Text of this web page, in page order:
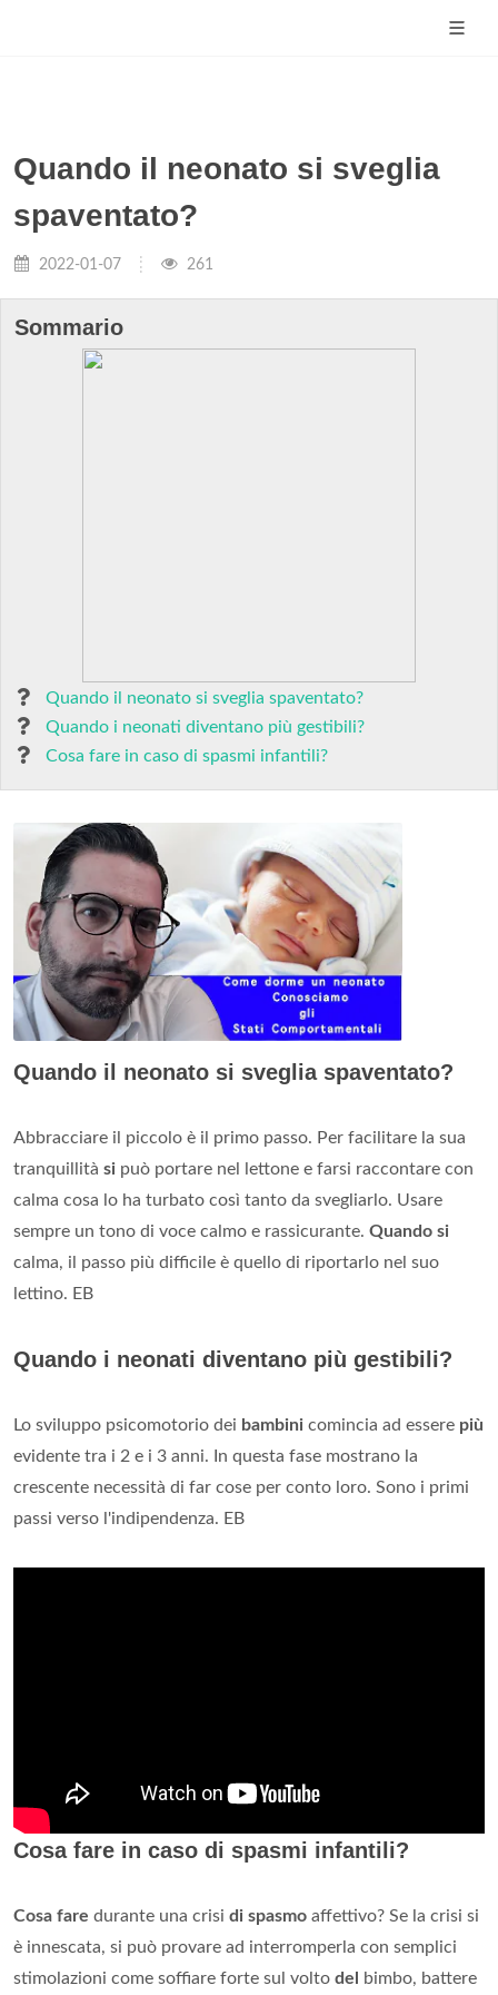
Quando il neonato si sveglia
spaventato?
2022-01-07 261
Sommario
Quando il neonato si sveglia spaventato?
Quando i neonati diventano più gestibili?
Cosa fare in caso di spasmi infantili?
Quando il neonato si sveglia spaventato?
Abbracciare il piccolo è il primo passo. Per facilitare la sua
tranquillità si può portare nel lettone e farsi raccontare con
calma cosa lo ha turbato così tanto da svegliarlo. Usare
sempre un tono di voce calmo e rassicurante. Quando si
calma, il passo più difficile è quello di riportarlo nel suo
lettino. EB
Quando i neonati diventano più gestibili?
Lo sviluppo psicomotorio dei bambini comincia ad essere più
evidente tra i 2 e i 3 anni. In questa fase mostrano la
crescente necessità di far cose per conto loro. Sono i primi
passi verso l'indipendenza. EB
Cosa fare in caso di spasmi infantili?
Cosa fare durante una crisi di spasmo affettivo? Se la crisi si
è innescata, si può provare ad interromperla con semplici
stimolazioni come soffiare forte sul volto del bimbo, battere